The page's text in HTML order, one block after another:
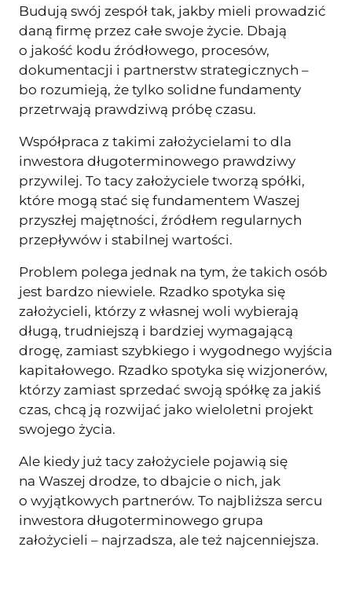
Budują swój zespół tak, jakby mieli prowadzić
daną firmę przez całe swoje życie. Dbają
o jakość kodu źródłowego, procesów,
dokumentacji i partnerstw strategicznych –
bo rozumieją, że tylko solidne fundamenty
przetrwają prawdziwą próbę czasu.
Współpraca z takimi założycielami to dla
inwestora długoterminowego prawdziwy
przywilej. To tacy założyciele tworzą spółki,
które mogą stać się fundamentem Waszej
przyszłej majętności, źródłem regularnych
przepływów i stabilnej wartości.
Problem polega jednak na tym, że takich osób
jest bardzo niewiele. Rzadko spotyka się
założycieli, którzy z własnej woli wybierają
długą, trudniejszą i bardziej wymagającą
drogę, zamiast szybkiego i wygodnego wyjścia
kapitałowego. Rzadko spotyka się wizjonerów,
którzy zamiast sprzedać swoją spółkę za jakiś
czas, chcą ją rozwijać jako wieloletni projekt
swojego życia.
Ale kiedy już tacy założyciele pojawią się
na Waszej drodze, to dbajcie o nich, jak
o wyjątkowych partnerów. To najbliższa sercu
inwestora długoterminowego grupa
założycieli – najrzadsza, ale też najcenniejsza.